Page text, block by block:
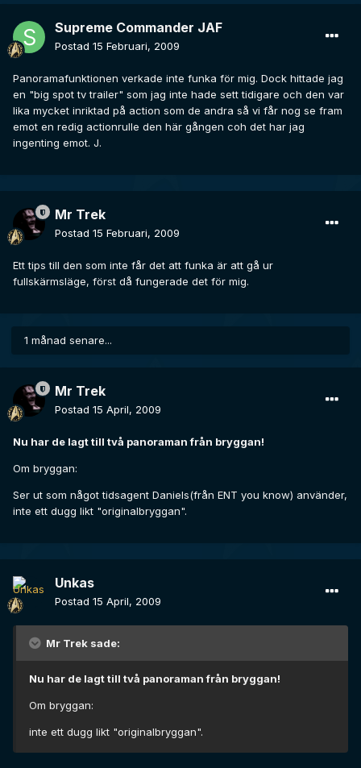
Supreme Commander JAF
Postad 15 Februari, 2009
Panoramafunktionen verkade inte funka för mig. Dock hittade jag
en "big spot tv trailer" som jag inte hade sett tidigare och den var
lika mycket inriktad på action som de andra så vi får nog se fram
emot en redig actionrulle den här gången coh det har jag
ingenting emot. J.
Mr Trek
Postad 15 Februari, 2009
Ett tips till den som inte får det att funka är att gå ur
fullskärmsläge, först då fungerade det för mig.
1 månad senare...
Mr Trek
Postad 15 April, 2009
Nu har de lagt till två panoraman från bryggan!
Om bryggan:
Ser ut som något tidsagent Daniels(från ENT you know) använder,
inte ett dugg likt "originalbryggan".
Unkas
Postad 15 April, 2009
Mr Trek sade:
Nu har de lagt till två panoraman från bryggan!
Om bryggan:
inte ett dugg likt "originalbryggan".